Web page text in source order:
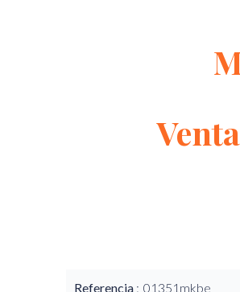
Referencia 01351mkbe